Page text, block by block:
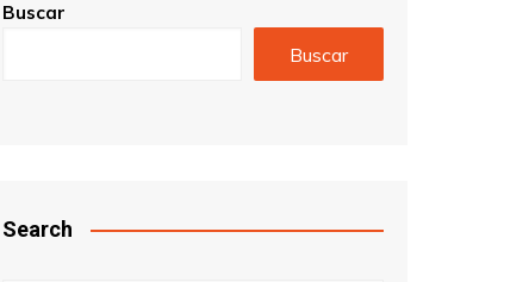
Buscar
Buscar
Search